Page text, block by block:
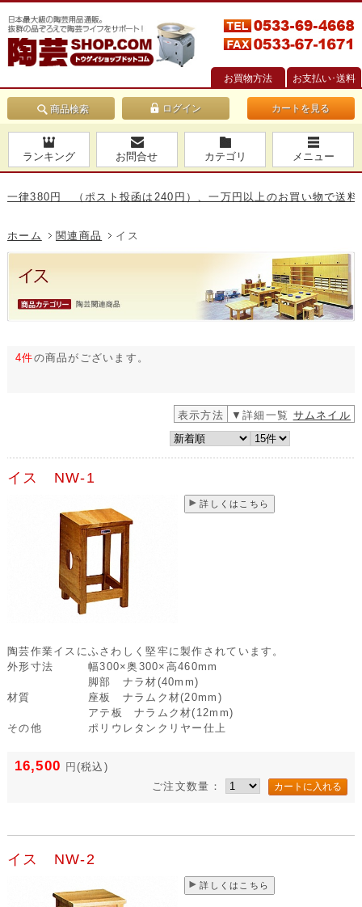
お買物方法 お支払い･送料
商品検索 カートを見る
ランキング お問合せ カテゴリ メニュー
380円 （ポスト投函は240円）、一万円以上のお買い物で送料無
ホーム 関連商品 イス
4件の商品がございます。
表示方法 ▼詳細一覧 サムネイル
イス NW-1
詳しくはこちら
陶芸作業イスにふさわしく堅牢に製作されています。
外形寸法
幅300×奥300×高460mm
材質
脚部 ナラ材(40mm)
座板 ナラムク材(20mm)
アテ板 ナラムク材(12mm)
その他
ポリウレタンクリヤー仕上
16,500 円 (税込)
ご注文数量：
イス NW-2
詳しくはこちら